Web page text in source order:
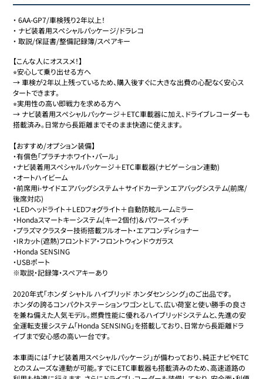
・6AA-GP7/車検残り2年以上！
・ ナビ装着用スペシャルパッケージ/ドラレコ
・取説/保証書/整備記録簿/スペアキー
【こんな人にオススメ！】
⭐︎安心して乗り出せる方へ
→ 車検が2年以上残っているため、購入後すぐに大きな出費の心配なく安心ス
タートできます。
⭐︎実用性の高い即戦力を求める方へ
→ ナビ装着用スペシャルパッケージ＋ETC車載器に加え、ドライブレコーダーも
搭載済み。日常から長距離までそのまま快適に使えます。
【おすすめ/オプション装備】
・有償色「プラチナホワイト・パール」
・ナビ装着用スペシャルパッケージ＋ETC車載器(ナビゲーション連動)
・オートハイビーム
・前席用i-サイドエアバッグシステム＋サイドカーテンエアバッグシステム(前席/
後席対応)
・LEDヘッドライト＋LEDフォグライト＋自動防眩ルームミラー
・Hondaスマートキーシステム(キー2個付)＆パワースイッチ
・プラズマクラスター技術搭載フルオート・エアコンディショナー
・IRカット(遮熱)フロントドア・フロントウィンドウガラス
・Honda SENSING
・USBポート
※取説・記録簿・スペアキーあり
2020年式「ホンダ シャトル ハイブリッド ホンダセンシング」のご出品です。
ホンダの誇るコンパクトステーションワゴンとして、広い荷室と使い勝手の良さ
を兼ね備えた人気モデル。燃費性能に優れるハイブリッドシステムと、先進の安
全運転支援システム「Honda SENSING」を搭載しており、日常から長距離ドラ
イブまで安心感の高い一台です。
本車両には「ナビ装着用スペシャルパッケージ」が備わっており、純正ナビやETC
とのスムーズな連動が可能。すでにETC車載器も搭載済みのため、高速道路の